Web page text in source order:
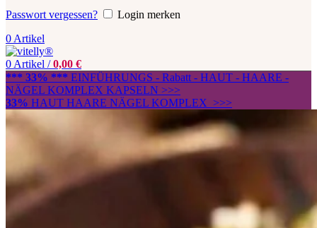
Passwort vergessen?
Login merken
0 Artikel
0 Artikel / 0,00 €
*** 33% *** EINFÜHRUNGS - Rabatt - HAUT - HAARE -
NÄGEL KOMPLEX KAPSELN >>>
33% HAUT HAARE NÄGEL KOMPLEX >>>